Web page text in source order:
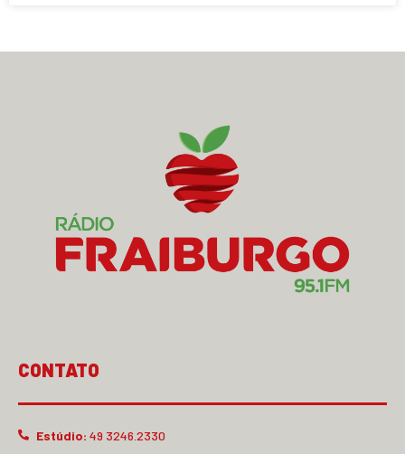
CONTATO
Estúdio: 49 3246.2330